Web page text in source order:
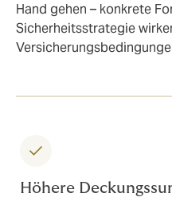
Hand gehen – konkrete
Sicherheitsstrategie
Höhere